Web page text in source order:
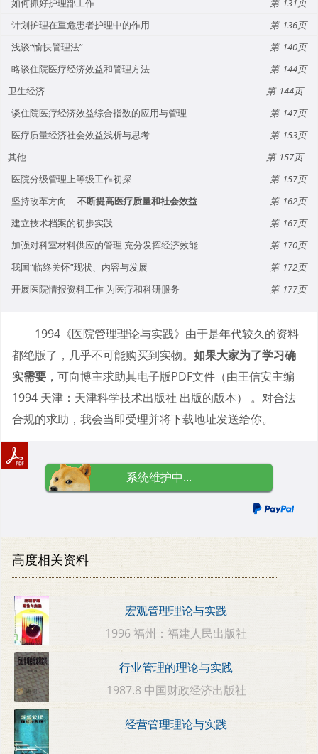
如何抓好护理部工作
131
计划护理在重危患者护理中的作用
136
浅谈“愉快管理法”
140
略谈住院医疗经济效益和管理方法
144
卫生经济
144
谈住院医疗经济效益综合指数的应用与管理
147
医疗质量经济社会效益浅析与思考
153
其他
157
医院分级管理上等级工作初探
157
坚持改革方向
不断提高医疗质量和社会效益
162
建立技术档案的初步实践
167
加强对科室材料供应的管理 充分发挥经济效能
170
我国“临终关怀”现状、内容与发展
172
开展医院情报资料工作 为医疗和科研服务
177
1994《医院管理理论与实践》由于是年代较久的资料
都绝版了，几乎不可能购买到实物。 如果大家为了学习确
实需要 ，可向博主求助其电子版PDF文件（由王信安主编
1994 天津：天津科学技术出版社 出版的版本） 。对合法
合规的求助，我会当即受理并将下载地址发送给你。
系统维护中...
高度相关资料
宏观管理理论与实践
1996 福州：福建人民出版社
行业管理的理论与实践
1987.8 中国财政经济出版社
经营管理理论与实践